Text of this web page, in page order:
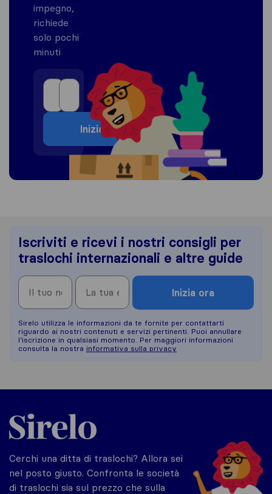
Iscriviti e ricevi i nostri consigli per
traslochi internazionali e altre guide
Inizia ora
Sirelo utilizza le informazioni da te fornite per contattarti
riguardo ai nostri contenuti e servizi pertinenti. Puoi annullare
l’iscrizione in qualsiasi momento. Per maggiori informazioni
consulta la nostra informativa sulla privacy
impegno,
richiede
solo pochi
minuti
Inizia
Sirelo.it
Cerchi una ditta di traslochi? Allora sei
nel posto giusto. Confronta le società
di traslochi sia sul prezzo che sulla